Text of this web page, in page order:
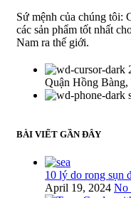
Sứ mệnh của chúng tôi:
các sản phẩm tốt nhất
Nam ra thế giới.
Quận Hồng
BÀI VIẾT GẦN ĐÂY
10 lý do rong sụn
April 19, 2024 No